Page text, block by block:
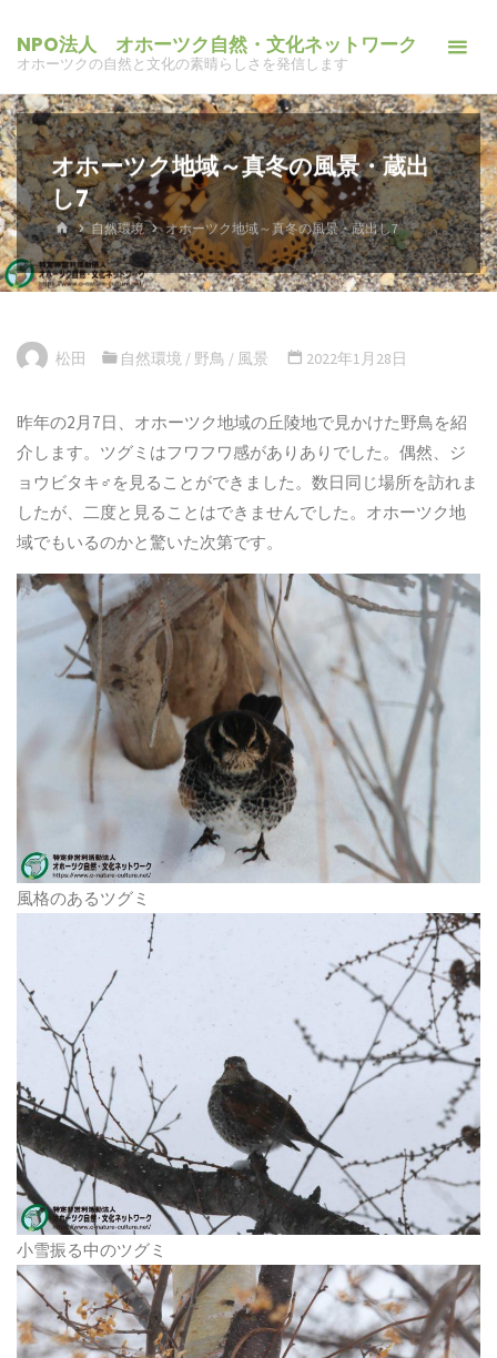
ン
ツ
へ
ス
キ
ッ
プ
NPO法人 オホーツク自然・文化ネットワーク
オホーツクの自然と文化の素晴らしさを発信します
オホーツク地域～真冬の風景・蔵出
し7
ホ
ー
ム
自然環境 オホーツク地域～真冬の風景・蔵出し7
松田 自然環境 / 野鳥 / 風景 2022年1月28日
昨年の2月7日、オホーツク地域の丘陵地で見かけた野鳥を紹
介します。ツグミはフワフワ感がありありでした。偶然、ジ
ョウビタキ♂を見ることができました。数日同じ場所を訪れま
したが、二度と見ることはできませんでした。オホーツク地
域でもいるのかと驚いた次第です。
風格のあるツグミ
小雪振る中のツグミ